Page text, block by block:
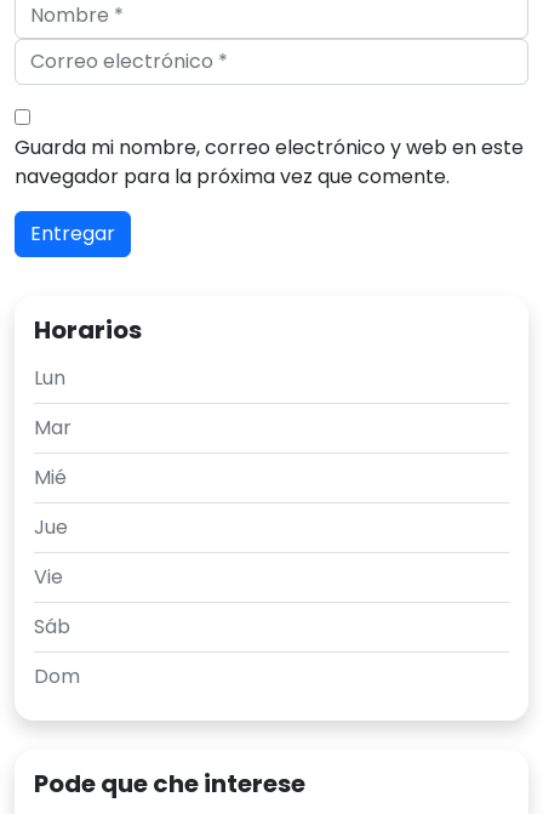
Guarda mi nombre, correo electrónico y web en este
navegador para la próxima vez que comente.
Horarios
Lun
Mar
Mié
Jue
Vie
Sáb
Dom
Pode que che interese